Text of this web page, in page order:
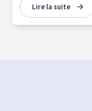
Lire la suite